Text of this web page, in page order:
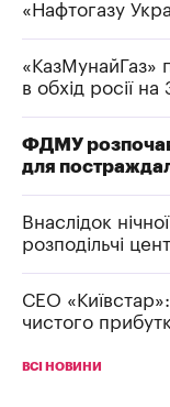
«Нафтогазу
«КазМунайГаз»
в обхід росії на
ФДМУ
для
Внаслідок
розподільчі
СЕО
чистого
ВСІ НОВИНИ